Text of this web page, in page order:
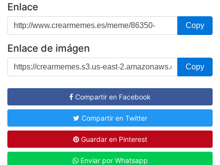
Enlace
Copy
Enlace de imágen
Copy
Compartir en Facebook
Compartir en Twitter
Guardar en Pinterest
Enviar por Whatsapp